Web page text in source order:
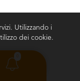
Utilizzando i
dei cookie.